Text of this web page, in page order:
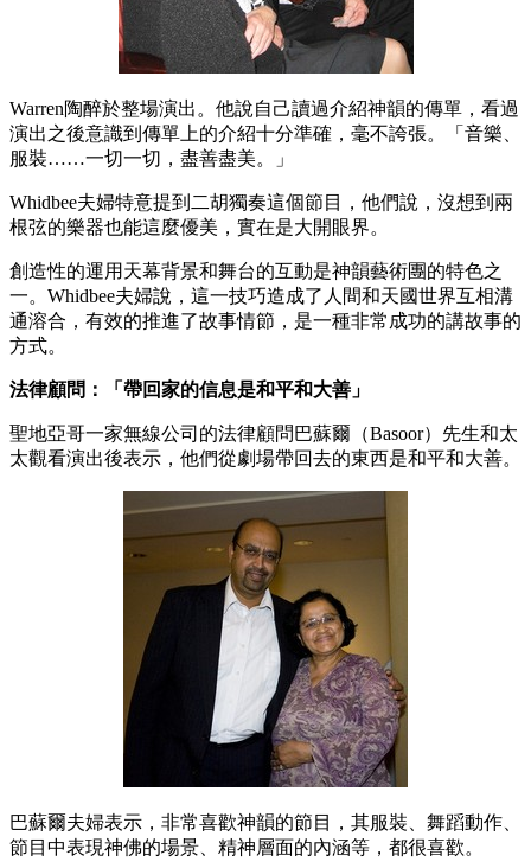
Warren陶醉於整場演出。他說自己讀過介紹神韻的傳單，看過
演出之後意識到傳單上的介紹十分準確，毫不誇張。「音樂、
服裝……一切一切，盡善盡美。」
Whidbee夫婦特意提到二胡獨奏這個節目，他們說，沒想到兩
根弦的樂器也能這麼優美，實在是大開眼界。
創造性的運用天幕背景和舞台的互動是神韻藝術團的特色之
一。Whidbee夫婦說，這一技巧造成了人間和天國世界互相溝
通溶合，有效的推進了故事情節，是一種非常成功的講故事的
方式。
法律顧問：「帶回家的信息是和平和大善」
聖地亞哥一家無線公司的法律顧問巴蘇爾（Basoor）先生和太
太觀看演出後表示，他們從劇場帶回去的東西是和平和大善。
巴蘇爾夫婦表示，非常喜歡神韻的節目，其服裝、舞蹈動作、
節目中表現神佛的場景、精神層面的內涵等，都很喜歡。